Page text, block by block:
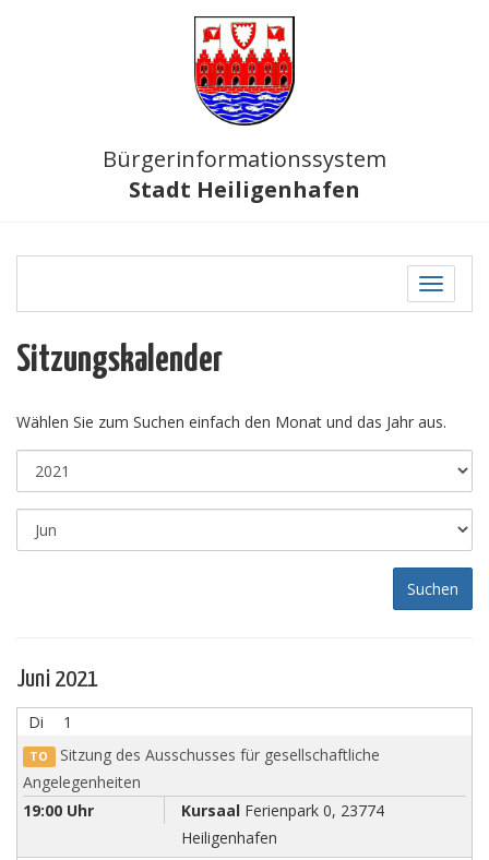
Bürgerinformationssystem
Stadt Heiligenhafen
Toggle
Sitzungskalender
Wählen Sie zum Suchen einfach den Monat und das Jahr aus.
Juni 2021
Di 1
TO Sitzung des Ausschusses für gesellschaftliche
Angelegenheiten
19:00 Uhr
Kursaal Ferienpark 0, 23774
Heiligenhafen